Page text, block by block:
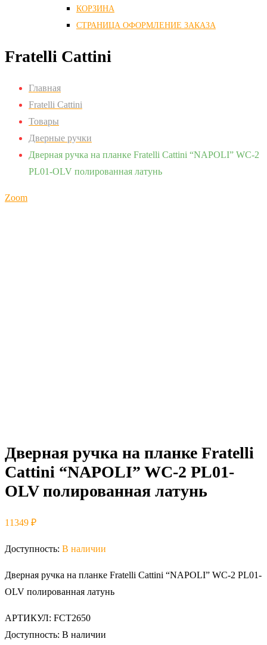
КОРЗИНА
СТРАНИЦА ОФОРМЛЕНИЕ ЗАКАЗА
Fratelli Cattini
Главная
Fratelli Cattini
Товары
Дверные ручки
Дверная ручка на планке Fratelli Cattini “NAPOLI” WC-2
PL01-OLV полированная латунь
Zoom
Дверная ручка на планке Fratelli
Cattini “NAPOLI” WC-2 PL01-
OLV полированная латунь
11349 ₽
Доступность: В наличии
Дверная ручка на планке Fratelli Cattini “NAPOLI” WC-2 PL01-
OLV полированная латунь
АРТИКУЛ: FCT2650
Доступность: В наличии